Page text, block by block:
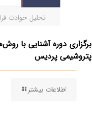
تحلیل حوادث
برگزاری دوره آشنایی با
پتروشیمی پردیس
اطلاعات بیشتر